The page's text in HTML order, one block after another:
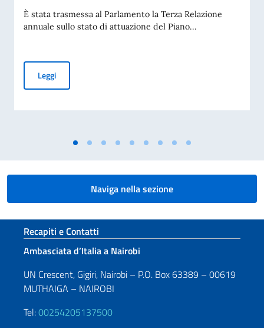
È stata trasmessa al Parlamento la Terza Relazione
annuale sullo stato di attuazione del Piano...
LeggiPiano Mattei per l’Africa, trasmessa al Parlamento la
Naviga nella sezione
Sezione footer
Recapiti e Contatti
Ambasciata d’Italia a Nairobi
UN Crescent, Gigiri, Nairobi – P.O. Box 63389 – 00619
MUTHAIGA – NAIROBI
Tel:00254205137500